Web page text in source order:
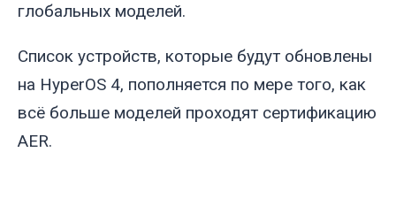
глобальных моделей.
Список устройств, которые будут обновлены
на HyperOS 4, пополняется по мере того, как
всё больше моделей проходят сертификацию
AER.